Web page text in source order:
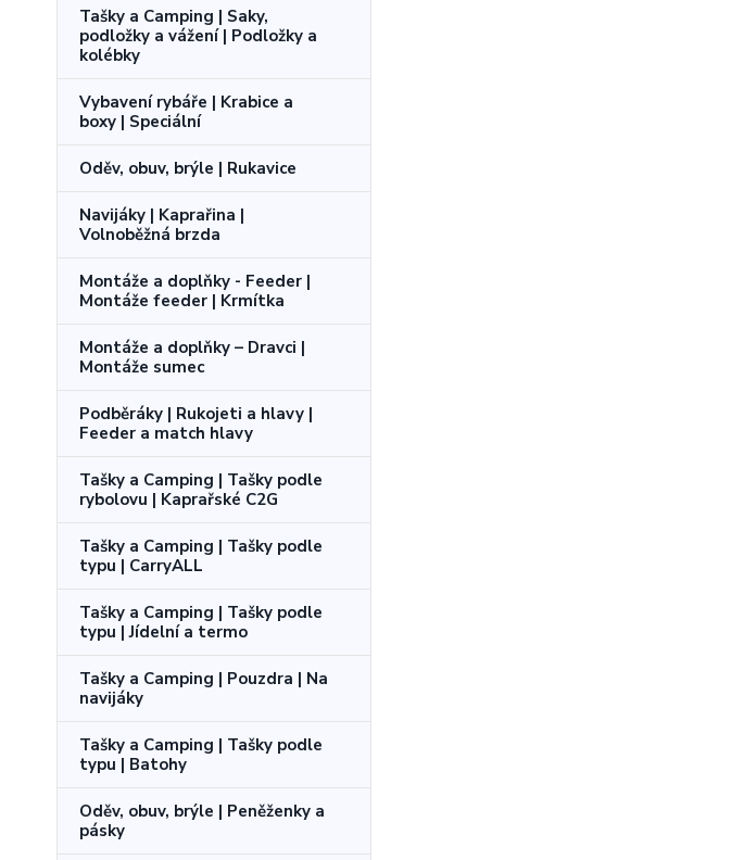
Tašky a Camping | Saky,
podložky a vážení | Podložky a
kolébky
Vybavení rybáře | Krabice a
boxy | Speciální
Oděv, obuv, brýle | Rukavice
Navijáky | Kaprařina |
Volnoběžná brzda
Montáže a doplňky - Feeder |
Montáže feeder | Krmítka
Montáže a doplňky – Dravci |
Montáže sumec
Podběráky | Rukojeti a hlavy |
Feeder a match hlavy
Tašky a Camping | Tašky podle
rybolovu | Kaprařské C2G
Tašky a Camping | Tašky podle
typu | CarryALL
Tašky a Camping | Tašky podle
typu | Jídelní a termo
Tašky a Camping | Pouzdra | Na
navijáky
Tašky a Camping | Tašky podle
typu | Batohy
Oděv, obuv, brýle | Peněženky a
pásky